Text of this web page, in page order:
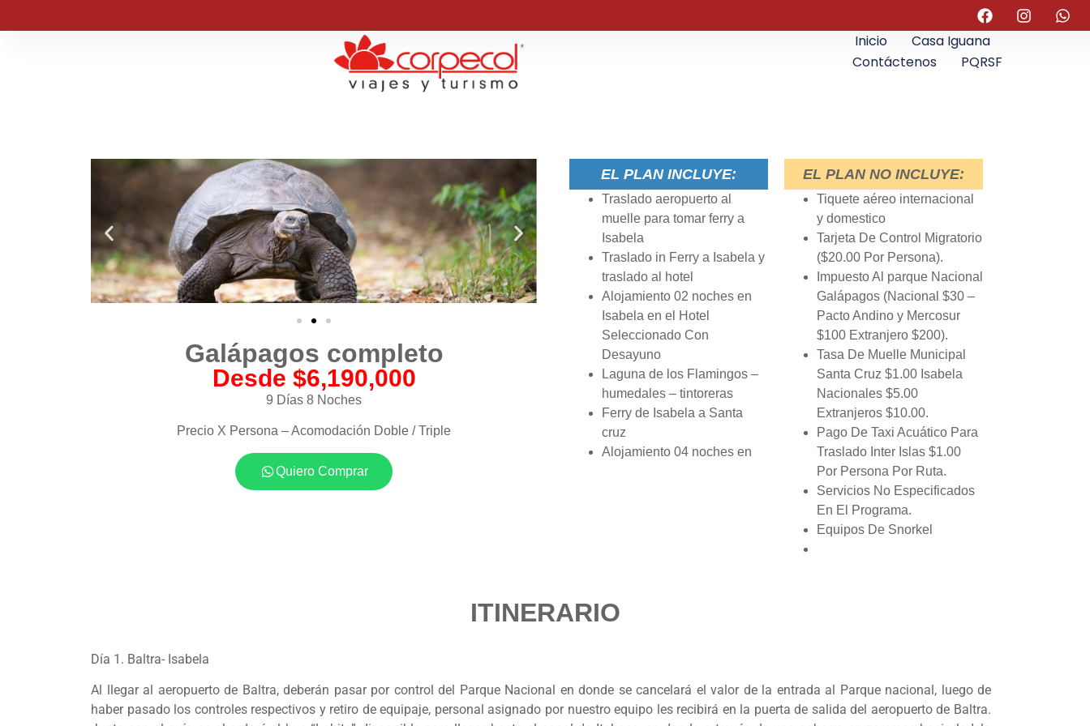
Inicio
Casa Iguana
Contáctenos
PQRSF
Galápagos completo
Desde $6,190,000
9 Días 8 Noches
Precio X Persona – Acomodación Doble / Triple
Quiero Comprar
EL PLAN INCLUYE:
Traslado aeropuerto al
muelle para tomar ferry a
Isabela
Traslado in Ferry a Isabela y
traslado al hotel
Alojamiento 02 noches en
Isabela en el Hotel
Seleccionado Con
Desayuno
Laguna de los Flamingos –
humedales – tintoreras
Ferry de Isabela a Santa
cruz
Alojamiento 04 noches en
Recorrido Tour de Bahía y
Visita Playa Lobería
Alojamiento 02 noches en
EL PLAN NO INCLUYE:
Tiquete aéreo internacional
y domestico
Tarjeta De Control Migratorio
($20.00 Por Persona).
Impuesto Al parque Nacional
Galápagos (Nacional $30 –
Pacto Andino y Mercosur
$100 Extranjero $200).
Tasa De Muelle Municipal
Santa Cruz $1.00 Isabela
Nacionales $5.00
Extranjeros $10.00.
Pago De Taxi Acuático Para
Traslado Inter Islas $1.00
Por Persona Por Ruta.
Servicios No Especificados
En El Programa.
Equipos De Snorkel
ITINERARIO
Día 1. Baltra- Isabela
Al llegar al aeropuerto de Baltra, deberán pasar por control del Parque Nacional en donde se cancelará el valor de la entrada al Parque nacional, luego de
haber pasado los controles respectivos y retiro de equipaje, personal asignado por nuestro equipo les recibirá en la puerta de salida del aeropuerto de Baltra.